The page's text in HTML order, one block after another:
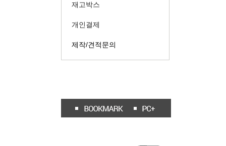
재고박스
개인결제
제작/견적문의